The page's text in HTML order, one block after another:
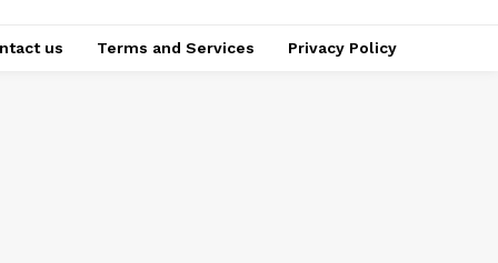
us Terms and Services Privacy Policy